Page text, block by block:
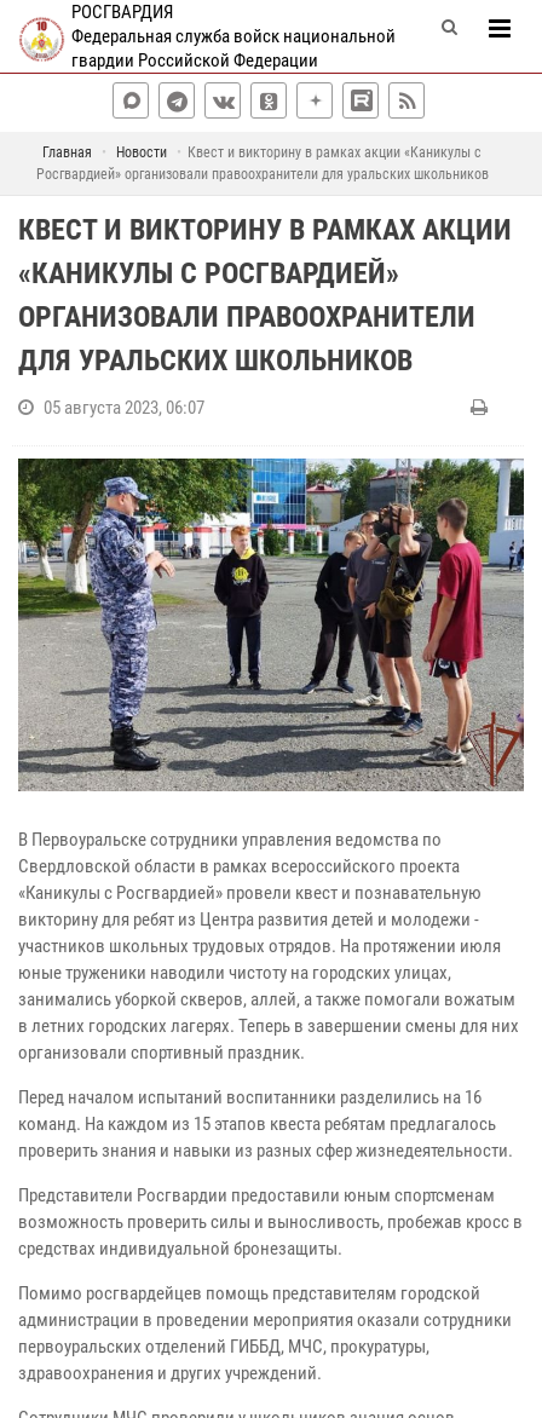
РОСГВАРДИЯ
Федеральная служба войск национальной
гвардии Российской Федерации
Главная Новости
Квест и викторину в рамках акции «Каникулы с
Росгвардией» организовали правоохранители для уральских школьников
КВЕСТ И ВИКТОРИНУ В РАМКАХ АКЦИИ
«КАНИКУЛЫ С РОСГВАРДИЕЙ»
ОРГАНИЗОВАЛИ ПРАВООХРАНИТЕЛИ
ДЛЯ УРАЛЬСКИХ ШКОЛЬНИКОВ
05 августа 2023, 06:07
В Первоуральске сотрудники управления ведомства по
Свердловской области в рамках всероссийского проекта
«Каникулы с Росгвардией» провели квест и познавательную
викторину для ребят из Центра развития детей и молодежи -
участников школьных трудовых отрядов. На протяжении июля
юные труженики наводили чистоту на городских улицах,
занимались уборкой скверов, аллей, а также помогали вожатым
в летних городских лагерях. Теперь в завершении смены для них
организовали спортивный праздник.
Перед началом испытаний воспитанники разделились на 16
команд. На каждом из 15 этапов квеста ребятам предлагалось
проверить знания и навыки из разных сфер жизнедеятельности.
Представители Росгвардии предоставили юным спортсменам
возможность проверить силы и выносливость, пробежав кросс в
средствах индивидуальной бронезащиты.
Помимо росгвардейцев помощь представителям городской
администрации в проведении мероприятия оказали сотрудники
первоуральских отделений ГИББД, МЧС, прокуратуры,
здравоохранения и других учреждений.